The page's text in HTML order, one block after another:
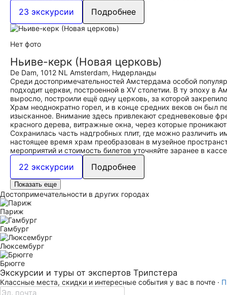
23 экскурсии Подробнее
Нет фото
Ньиве-керк (Новая церковь)
De Dam, 1012 NL Amsterdam, Нидерланды
Среди достопримечательностей Амстердама особой
подходит церкви, построенной в XV столетии. В ту эпоху в
выросло, построили ещё одну церковь, за которой
Храм неоднократно горел, и в конце средних веков он был
изысканное. Внимание здесь привлекают средневековые
красного дерева, витражные окна, через которые
Сохранилась часть надгробных плит, где можно различить
настоящее время храм преобразован в музейное
мероприятий и стоимость билетов уточняйте заранее в
22 экскурсии Подробнее
Показать еще
Достопримечательности в других городах
Париж
Гамбург
Люксембург
Брюгге
Экскурсии и туры от экспертов Трипстера
Классные места, скидки и интересные события у вас в почте ·